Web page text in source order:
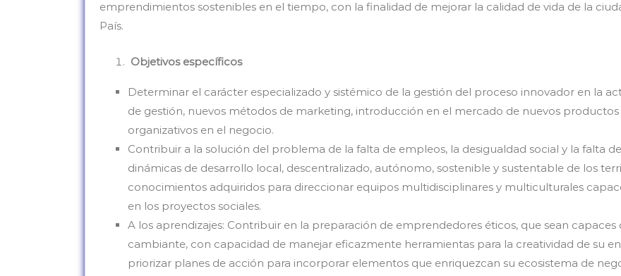
emprendimientos sostenibles en el tiempo, con la finalidad de mejorar la calidad de vida de la
País.
Objetivos específicos
Determinar el carácter especializado y sistémico de la gestión del proceso innovador en la
de gestión, nuevos métodos de marketing, introducción en el mercado de nuevos
organizativos en el negocio.
Contribuir a la solución del problema de la falta de empleos, la desigualdad social y la falta
dinámicas de desarrollo local, descentralizado, autónomo, sostenible y sustentable de los
conocimientos adquiridos para direccionar equipos multidisciplinares y multiculturales
en los proyectos sociales.
A los aprendizajes: Contribuir en la preparación de emprendedores éticos, que sean
cambiante, con capacidad de manejar eficazmente herramientas para la creatividad de su
priorizar planes de acción para incorporar elementos que enriquezcan su ecosistema de